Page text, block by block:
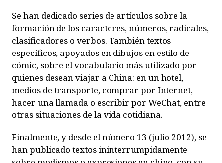
Se han dedicado series de artículos sobre la
formación de los caracteres, números, radicales,
clasificadores o verbos. También textos
específicos, apoyados en dibujos en estilo de
cómic, sobre el vocabulario más utilizado por
quienes desean viajar a China: en un hotel,
medios de transporte, comprar por Internet,
hacer una llamada o escribir por WeChat, entre
otras situaciones de la vida cotidiana.
Finalmente, y desde el número 13 (julio 2012), se
han publicado textos ininterrumpidamente